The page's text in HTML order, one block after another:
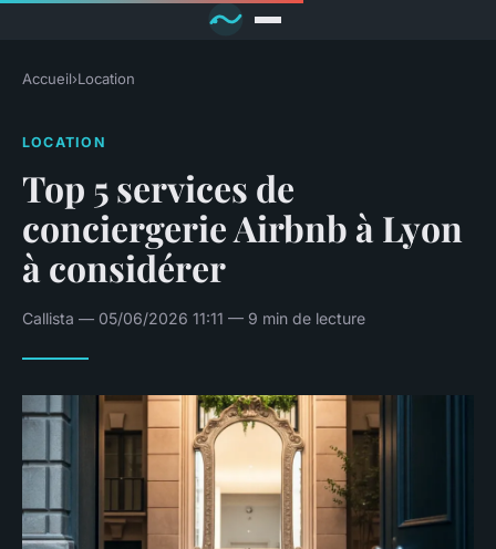
Accueil›Location
LOCATION
Top 5 services de
conciergerie Airbnb à Lyon
à considérer
Callista — 05/06/2026 11:11 — 9 min de lecture